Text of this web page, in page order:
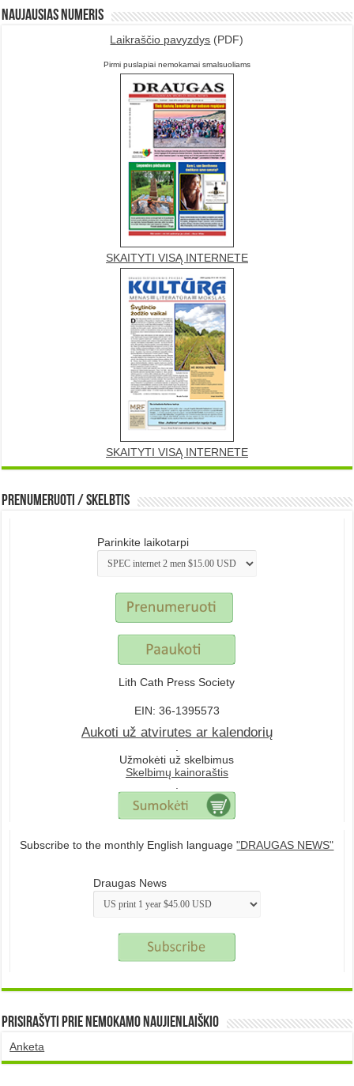
Naujausias numeris
Laikraščio pavyzdys (PDF)
Pirmi puslapiai nemokamai smalsuoliams
SKAITYTI VISĄ INTERNETE
SKAITYTI VISĄ INTERNETE
Prenumeruoti / Skelbtis
Parinkite laikotarpi
Lith Cath Press Society
EIN: 36-1395573
Aukoti už atvirutes ar kalendorių
Užmokėti už skelbimus
Skelbimų kainoraštis
Subscribe to the monthly English language"DRAUGAS NEWS"
Draugas News
Prisirašyti prie nemokamo naujienlaiškio
Anketa